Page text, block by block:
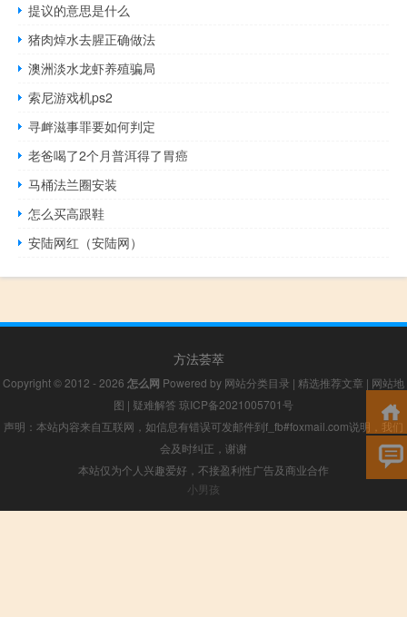
提议的意思是什么
猪肉焯水去腥正确做法
澳洲淡水龙虾养殖骗局
索尼游戏机ps2
寻衅滋事罪要如何判定
老爸喝了2个月普洱得了胃癌
马桶法兰圈安装
怎么买高跟鞋
安陆网红（安陆网）
方法荟萃
Copyright © 2012 - 2026 怎么网 Powered by 网站分类目录 | 精选推荐文章 | 网站地
图 | 疑难解答 琼ICP备2021005701号
声明：本站内容来自互联网，如信息有错误可发邮件到f_fb#foxmail.com说明，我们
会及时纠正，谢谢
本站仅为个人兴趣爱好，不接盈利性广告及商业合作
小男孩